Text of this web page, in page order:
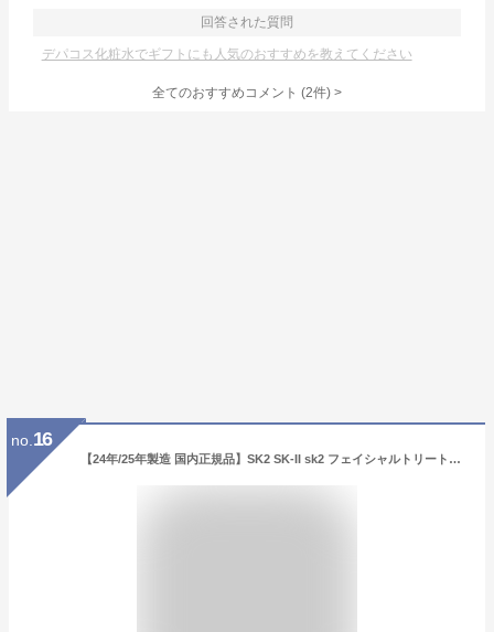
回答された質問
デパコス化粧水でギフトにも人気のおすすめを教えてください
全てのおすすめコメント (2件) >
no. 16
【24年/25年製造 国内正規品】SK2 SK-II sk2 フェイシャルトリートメントエッセンス 230ml / 75ml sk2 化粧水 エスケーツー SK-2 化粧水 クリア 素肌 ベストセラー 保湿 送料無料